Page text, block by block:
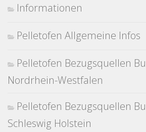
Informationen
Pelletofen Allgemeine Infos
Pelletofen Bezugsquellen
Nordrhein-Westfalen
Pelletofen Bezugsquellen
Schleswig Holstein